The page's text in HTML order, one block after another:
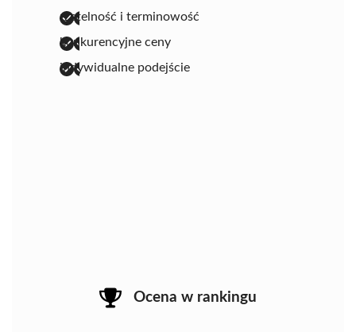
rzetelność i terminowość
konkurencyjne ceny
indywidualne podejście
Ocena w rankingu